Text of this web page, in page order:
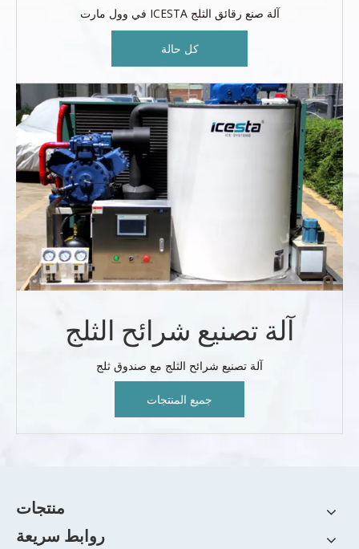
آلة صنع رقائق الثلج ICESTA في وول مارت
كل حالة
آلة تصنيع شرائح الثلج
آلة تصنيع شرائح الثلج مع صندوق ثلج
جميع المنتجات
منتجات
روابط سريعة